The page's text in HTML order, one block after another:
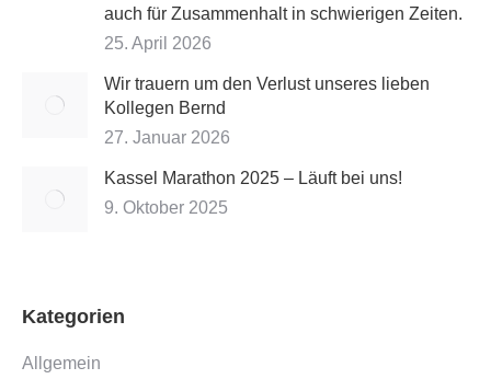
auch für Zusammenhalt in schwierigen Zeiten.
25. April 2026
Wir trauern um den Verlust unseres lieben
Kollegen Bernd
27. Januar 2026
Kassel Marathon 2025 – Läuft bei uns!
9. Oktober 2025
Kategorien
Allgemein